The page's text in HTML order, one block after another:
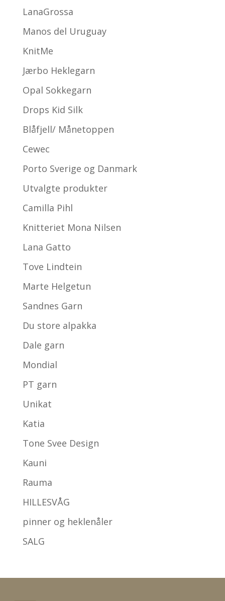
LanaGrossa
Manos del Uruguay
KnitMe
Jærbo Heklegarn
Opal Sokkegarn
Drops Kid Silk
Blåfjell/ Månetoppen
Cewec
Porto Sverige og Danmark
Utvalgte produkter
Camilla Pihl
Knitteriet Mona Nilsen
Lana Gatto
Tove Lindtein
Marte Helgetun
Sandnes Garn
Du store alpakka
Dale garn
Mondial
PT garn
Unikat
Katia
Tone Svee Design
Kauni
Rauma
HILLESVÅG
pinner og heklenåler
SALG